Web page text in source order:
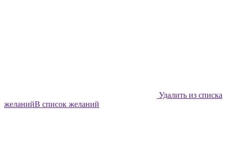
Удалить из списка
желанийВ список желаний